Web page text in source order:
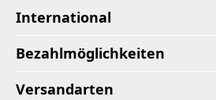
International
Bezahlmöglichkeiten
Versandarten